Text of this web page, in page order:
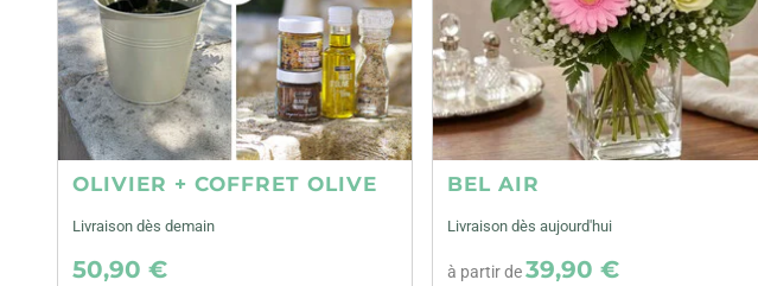
OLIVIER + COFFRET OLIVE
Livraison dès demain
50,90 €
BEL AIR
Livraison dès aujourd'hui
à partir de39,90 €